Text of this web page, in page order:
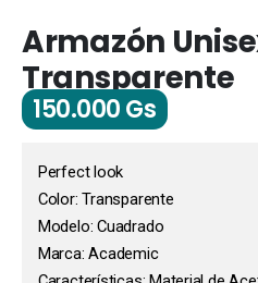
Armazón
Transparente
150.000Gs
Perfect look
Color: Transparente
Modelo: Cuadrado
Marca: Academic